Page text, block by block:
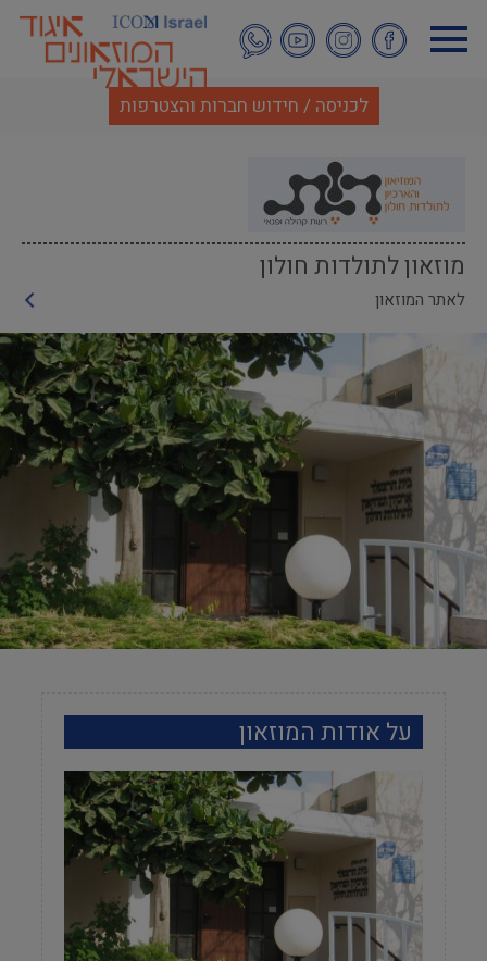
לתוכן
העיקרי
לכניסה / חידוש חברות והצטרפות
מוזאון לתולדות חולון
לאתר המוזאון
על אודות המוזאון